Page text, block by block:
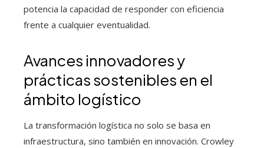
potencia la capacidad de responder con eficiencia
frente a cualquier eventualidad.
Avances innovadores y
prácticas sostenibles en el
ámbito logístico
La transformación logística no solo se basa en
infraestructura, sino también en innovación. Crowley